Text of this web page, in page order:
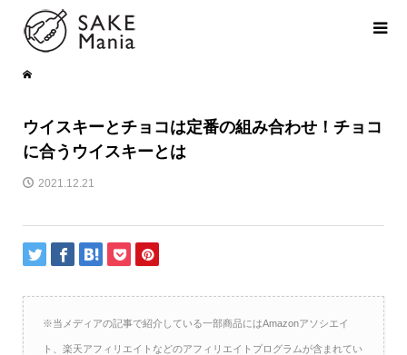
ウイスキーとチョコは定番の組み合わせ！チョコ
に合うウイスキーとは
2021.12.21
※当メディアの記事で紹介している一部商品にはAmazonアソシエイ
ト、楽天アフィリエイトなどのアフィリエイトプログラムが含まれてい